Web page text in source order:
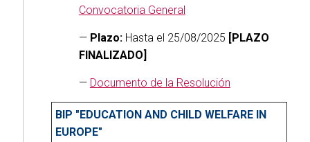
Convocatoria General
— Plazo:Hasta el 25/08/2025 [PLAZO
FINALIZADO]
— Documento de la Resolución
BIP "EDUCATION AND CHILD WELFARE IN
EUROPE"